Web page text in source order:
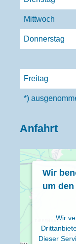
Mittwoch
Donnerstag
Freitag
*)
Anfahrt
Wir
um
Wir
Dieser